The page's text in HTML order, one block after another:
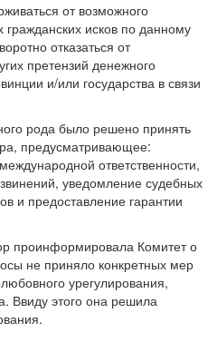
от возможного
исков по данному
отказаться от
претензий денежного
и/или государства в связи
рода было решено принять
предусматривающее:
ответственности,
уведомление судебных
и предоставление гарантии
проинформировала Комитет о
не приняло конкретных мер
урегулирования,
Ввиду этого она решила